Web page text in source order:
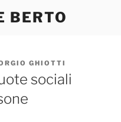
BERTO
GHIOTTI
sociali